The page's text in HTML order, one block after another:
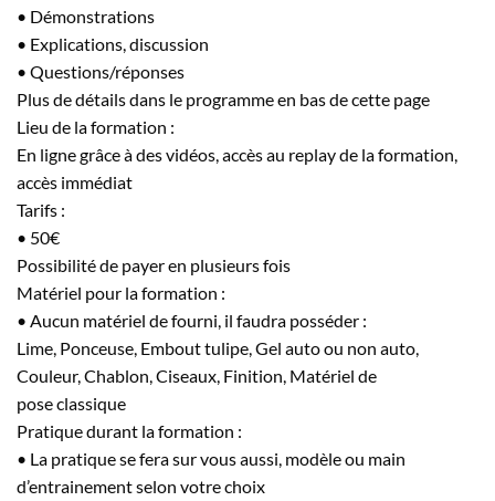
• Démonstrations
• Explications, discussion
• Questions/réponses
Plus de détails dans le programme en bas de cette page
Lieu de la formation :
En ligne grâce à des vidéos, accès au replay de la formation,
accès immédiat
Tarifs :
• 50€
Possibilité de payer en plusieurs fois
Matériel pour la formation :
• Aucun matériel de fourni, il faudra posséder :
Lime, Ponceuse, Embout tulipe, Gel auto ou non auto,
Couleur, Chablon, Ciseaux, Finition, Matériel de
pose classique
Pratique durant la formation :
• La pratique se fera sur vous aussi, modèle ou main
d’entrainement selon votre choix